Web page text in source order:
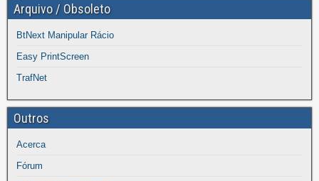
Arquivo / Obsoleto
BtNext Manipular Rácio
Easy PrintScreen
TrafNet
Outros
Acerca
Fórum